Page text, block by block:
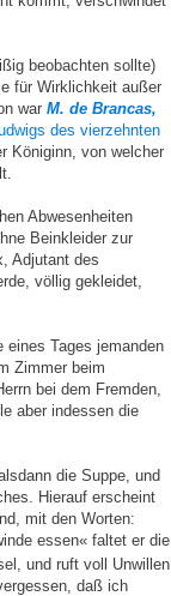
beobachten sollte)
für Wirklichkeit außer
war M. de Brancas,
des vierzehnten
Königinn, von welcher
Abwesenheiten
Beinkleider zur
Adjutant des
völlig gekleidet,
eines Tages jemanden
Zimmer beim
bei dem Fremden,
aber indessen die
die Suppe, und
Hierauf erscheint
mit den Worten:
essen« faltet er die
und ruft voll Unwillen
daß ich